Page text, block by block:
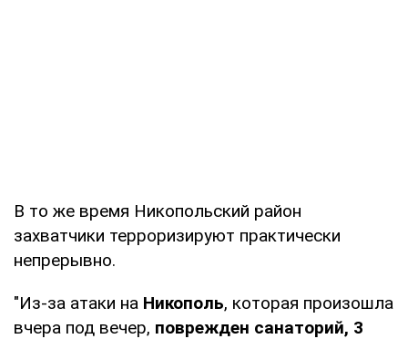
В то же время Никопольский район
захватчики терроризируют практически
непрерывно.
"Из-за атаки на Никополь, которая произошла
вчера под вечер, поврежден санаторий, 3